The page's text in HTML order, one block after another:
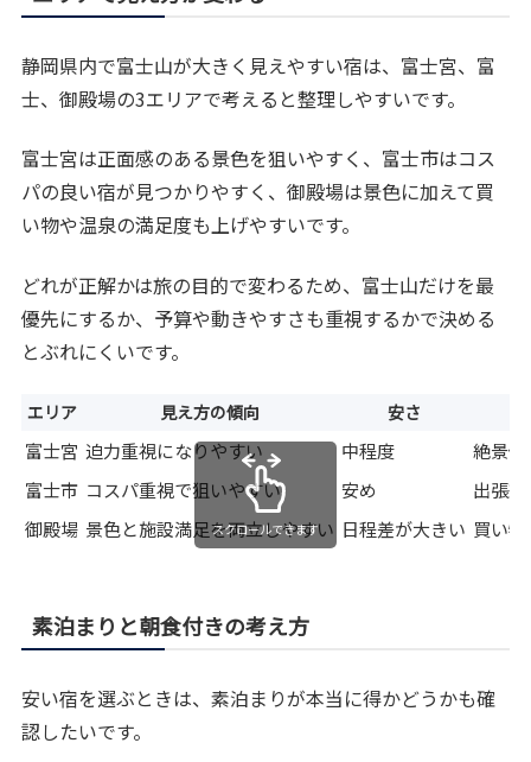
静岡県内で富士山が大きく見えやすい宿は、富士宮、富
士、御殿場の3エリアで考えると整理しやすいです。
富士宮は正面感のある景色を狙いやすく、富士市はコス
パの良い宿が見つかりやすく、御殿場は景色に加えて買
い物や温泉の満足度も上げやすいです。
どれが正解かは旅の目的で変わるため、富士山だけを最
優先にするか、予算や動きやすさも重視するかで決める
とぶれにくいです。
エリア 見え方の傾向 安さ
富士宮 迫力重視になりやすい 中程度
絶景優
富士市 コスパ重視で狙いやすい 安め
出張
御殿場 景色と施設満足を両立しやすい 日程差が大きい 買い
スクロールできます
素泊まりと朝食付きの考え方
安い宿を選ぶときは、素泊まりが本当に得かどうかも確
認したいです。